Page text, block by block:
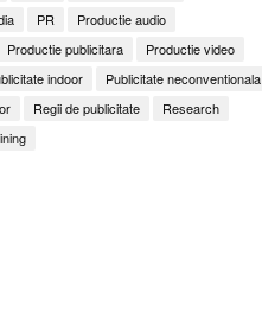
PR
Productie audio
Productie publicitara
Productie video
indoor
Publicitate neconventionala
Regii de publicitate
Research